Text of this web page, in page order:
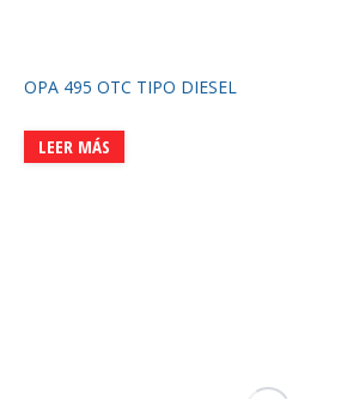
OPA 495 OTC TIPO DIESEL
LEER MÁS